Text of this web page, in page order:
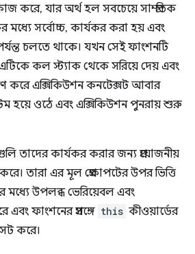
করে, যার অর্থ হল সবচেয়ে সাম্প্রতিক
মধ্যে সর্বোচ্চ, কার্যকর করা হয় এবং
চলতে থাকে। যখন সেই ফাংশনটি
এটিকে কল স্ট্যাক থেকে সরিয়ে দেয় এবং
করে এক্সিকিউশন কনটেক্সট আবার
হয়ে ওঠে এবং এক্সিকিউশন পুনরায় শুরু
তাদের কার্যকর করার জন্য প্রয়োজনীয়
তারা এর মূল প্রেক্ষাপটের উপর ভিত্তি
মধ্যে উপলব্ধ ভেরিয়েবল এবং
ফাংশনের প্রসঙ্গে this কীওয়ার্ডের
করে।